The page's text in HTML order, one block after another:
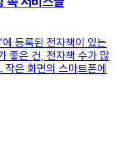
등록된 전자책이 있는
좋은 건, 전자책 수가 많
작은 화면의 스마트폰에